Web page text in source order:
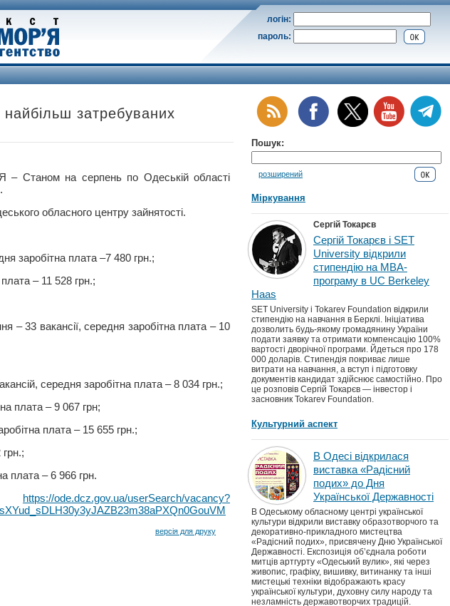
логін:
пароль:
затребуваних
на серпень по Одеській області
обласного центру зайнятості.
заробітна плата –7 480 грн.;
– 11 528 грн.;
– 33 вакансії, середня заробітна плата – 10
середня заробітна плата – 8 034 грн.;
плата – 9 067 грн;
плата – 15 655 грн.;
плата – 6 966 грн.
https://ode.dcz.gov.ua/userSearch/vacancy?
версія для друку
Пошук:
розширений
Міркування
Сергій Токарєв
Сергій Токарєв і SET
University відкрили
стипендію на MBA-
програму в UC Berkeley
Haas
SET University і Tokarev Foundation відкрили
стипендію на навчання в Берклі. Ініціатива
дозволить будь-якому громадянину України
подати заявку та отримати компенсацію 100%
вартості дворічної програми. Йдеться про 178
000 доларів. Стипендія покриває лише
витрати на навчання, а вступ і підготовку
документів кандидат здійснює самостійно. Про
це розповів Сергій Токарєв — інвестор і
засновник Tokarev Foundation.
Культурний аспект
В Одесі відкрилася
виставка «Радісний
подих» до Дня
Української Державності
В Одеському обласному центрі української
культури відкрили виставку образотворчого та
декоративно-прикладного мистецтва
«Радісний подих», присвячену Дню Української
Державності. Експозиція об’єднала роботи
митців артгурту «Одеський вулик», які через
живопис, графіку, вишивку, витинанку та інші
мистецькі техніки відображають красу
української культури, духовну силу народу та
незламність державотворчих традицій.